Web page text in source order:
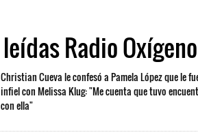
Radio Oxígeno
Christian Cueva le confesó a Pamela López que le
infiel con Melissa Klug: "Me cuenta que tuvo
con ella"